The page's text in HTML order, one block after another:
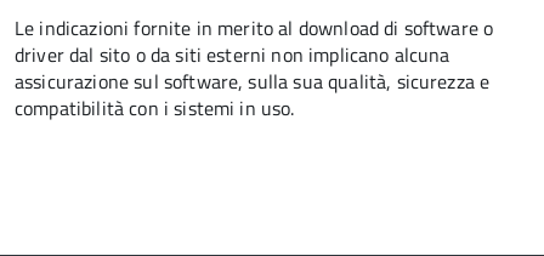
Le indicazioni fornite in merito al download di software o
driver dal sito o da siti esterni non implicano alcuna
assicurazione sul software, sulla sua qualità, sicurezza e
compatibilità con i sistemi in uso.